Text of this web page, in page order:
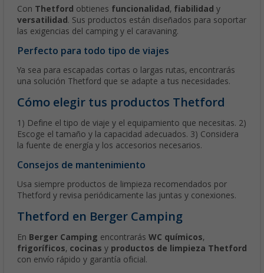
Con Thetford obtienes funcionalidad , fiabilidad y
versatilidad . Sus productos están diseñados para soportar
las exigencias del camping y el caravaning.
Perfecto para todo tipo de viajes
Ya sea para escapadas cortas o largas rutas, encontrarás
una solución Thetford que se adapte a tus necesidades.
Cómo elegir tus productos Thetford
1) Define el tipo de viaje y el equipamiento que necesitas. 2)
Escoge el tamaño y la capacidad adecuados. 3) Considera
la fuente de energía y los accesorios necesarios.
Consejos de mantenimiento
Usa siempre productos de limpieza recomendados por
Thetford y revisa periódicamente las juntas y conexiones.
Thetford en Berger Camping
En Berger Camping encontrarás WC químicos,
frigoríficos, cocinas y productos de limpieza Thetford
con envío rápido y garantía oficial.